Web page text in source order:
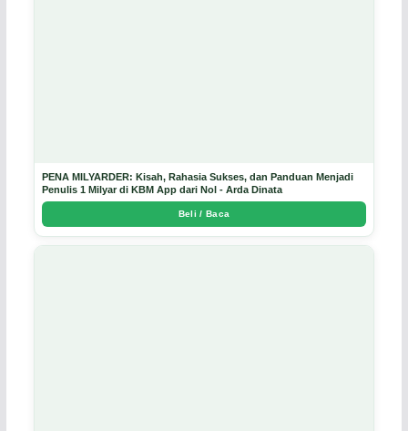
PENA MILYARDER: Kisah, Rahasia Sukses, dan Panduan Menjadi
Penulis 1 Milyar di KBM App dari Nol - Arda Dinata
Beli / Baca